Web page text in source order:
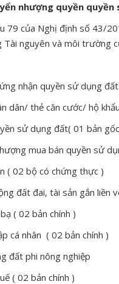
nhượng quyền
của Nghị định số 43/
nguyên và môi trường
nhận quyền sử dụng đất
dân/ thẻ căn cước/ hộ
sử dụng đất( 01 bản
mua bán quyền sử
( 02 bộ có chứng thực )
đất đai, tài sản gắn
( 02 bản chính )
cá nhân ( 02 bản chính )
đất phi nông nghiệp
( 02 bản chính )